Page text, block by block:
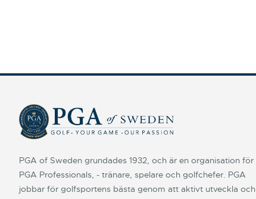
PGA of Sweden grundades 1932, och är en organisation för
PGA Professionals, - tränare, spelare och golfchefer. PGA
jobbar för golfsportens bästa genom att aktivt utveckla och